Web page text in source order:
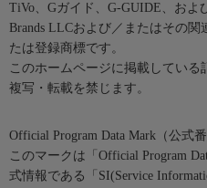
TiVo、Gガイド、G-GUIDE、およ
Brands LLCおよび／またはその
たは登録商標です。
このホームページに掲載してい
複写・転載を禁じます。
Official Program Data Mark（公式
このマークは「Official Program
式情報である「SI(Service